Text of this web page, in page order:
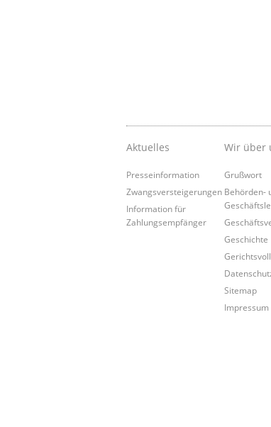
Aktuelles
Presseinformation
Zwangsversteigerungen
Information für
Zahlungsempfänger
Wir über
Grußwort
Behörden-
Geschichte
Sitemap
Impressum